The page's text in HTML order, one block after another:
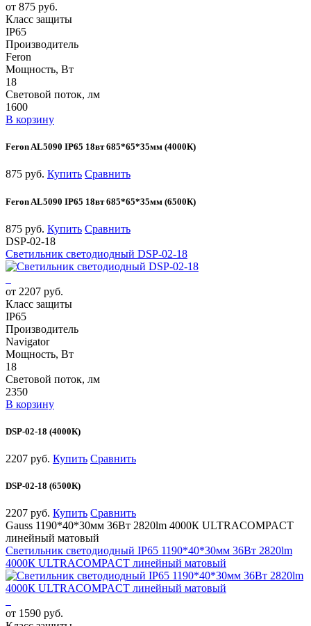
от 875 руб.
Класс защиты
IP65
Производитель
Feron
Мощность, Вт
18
Световой поток, лм
1600
В корзину
Feron AL5090 IP65 18вт 685*65*35мм (4000К)
875 руб. Купить Сравнить
Feron AL5090 IP65 18вт 685*65*35мм (6500К)
875 руб. Купить Сравнить
DSP-02-18
Светильник светодиодный DSP-02-18
от 2207 руб.
Класс защиты
IP65
Производитель
Navigator
Мощность, Вт
18
Световой поток, лм
2350
В корзину
DSP-02-18 (4000К)
2207 руб. Купить Сравнить
DSP-02-18 (6500К)
2207 руб. Купить Сравнить
Gauss 1190*40*30мм 36Вт 2820lm 4000К ULTRACOMPACT
линейный матовый
Светильник светодиодный IP65 1190*40*30мм 36Вт 2820lm
4000К ULTRACOMPACT линейный матовый
от 1590 руб.